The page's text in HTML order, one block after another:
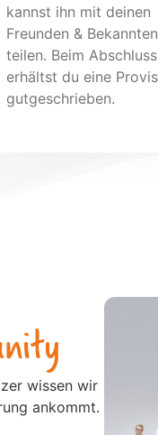
kannst ihn mit deinen
Freunden & Bekannten
teilen. Beim Abschluss
erhältst du eine
gutgeschrieben.
wissen wir
ankommt.